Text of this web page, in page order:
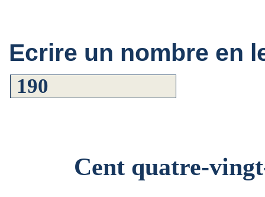
Ecrire un nombre en
Cent quatre-